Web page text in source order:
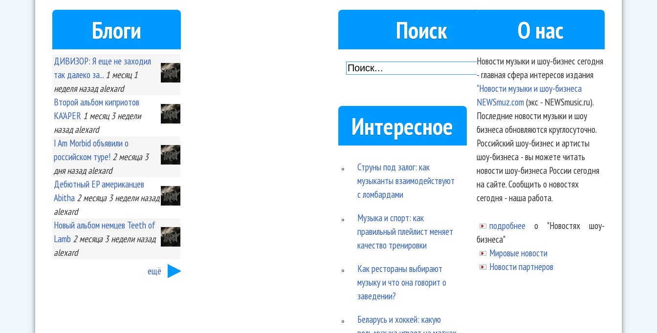
Блоги
ДИВИЗОР: Я еще не заходил
так далеко за... 1 месяц 1
неделяназад alexard
Второй альбом киприотов
KA'APER 1 месяц 3 недели
назад alexard
I Am Morbid объявили о
российском туре! 2 месяца 3
дняназад alexard
Дебютный EP американцев
Abitha 2 месяца 3 неделиназад
alexard
Новый альбом немцев Teeth of
Lamb 2 месяца 3 неделиназад
alexard
ещё
Поиск
Интересное
Струны под залог: как
музыканты взаимодействуют
с ломбардами
Музыка и спорт: как
правильный плейлист меняет
качество тренировки
Как рестораны выбирают
музыку и что она говорит о
заведении?
Беларусь и хоккей: какую
О нас
Новости музыки и шоу-бизнес сегодня
- главная сфера интересов издания
"Новости музыки и шоу-бизнеса
NEWSmuz.com(экс - NEWSmusic.ru).
Последние новости музыки и шоу
бизнеса обновляются круглосуточно.
Российский шоу-бизнес и артисты
шоу-бизнеса - вы можете читать
новости шоу-бизнеса России сегодня
на сайте. Сообщить о новостях
сегодня - наша работа.
подробнее о "Новостях шоу-
бизнеса"
Мировые новости
Новости партнеров